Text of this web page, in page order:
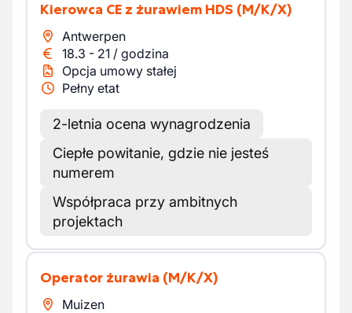
Kierowca CE z żurawiem HDS (M/K/X)
Antwerpen
18.3 - 21 / godzina
Opcja umowy stałej
Pełny etat
2-letnia ocena wynagrodzenia
Ciepłe powitanie, gdzie nie jesteś
numerem
Współpraca przy ambitnych
projektach
Operator żurawia (M/K/X)
Muizen